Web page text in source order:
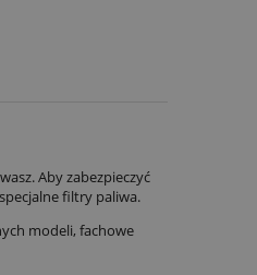
Aby zabezpieczyć
filtry paliwa.
modeli, fachowe